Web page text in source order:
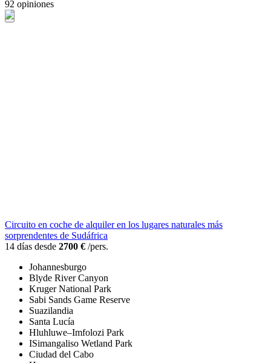
92 opiniones
Circuito en coche de alquiler en los lugares naturales más
sorprendentes de Sudáfrica
14 días desde 2700 € /pers.
Johannesburgo
Blyde River Canyon
Kruger National Park
Sabi Sands Game Reserve
Suazilandia
Santa Lucía
Hluhluwe–Imfolozi Park
ISimangaliso Wetland Park
Ciudad del Cabo